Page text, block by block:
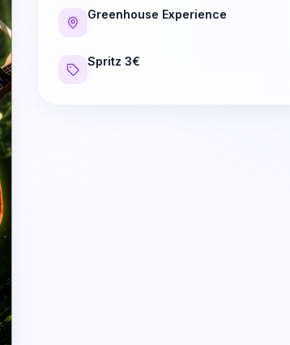
Greenhouse Experience
Spritz 3€